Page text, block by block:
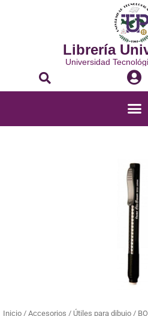
Librería
Universidad
Buscar
Inicio / Accesorios / Útiles para dibujo /